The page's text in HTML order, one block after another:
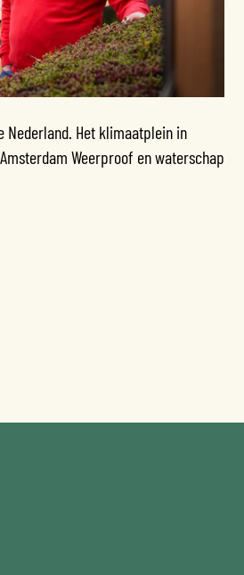
Nederland. Het klimaatplein in
Weerproof en waterschap